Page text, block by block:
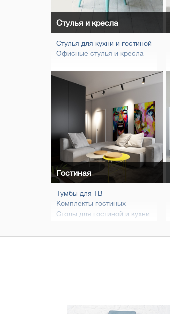
Стулья и кресла
Стулья для кухни и гостиной
Офисные стулья и кресла
Гостиная
Тумбы для ТВ
Комплекты гостиных
Столы для гостиной и кухни